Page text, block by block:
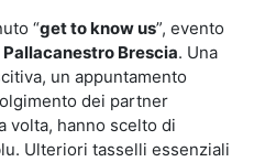
“get to know us”, evento
Pallacanestro Brescia. Una
un appuntamento
dei partner
volta, hanno scelto di
Ulteriori tasselli essenziali